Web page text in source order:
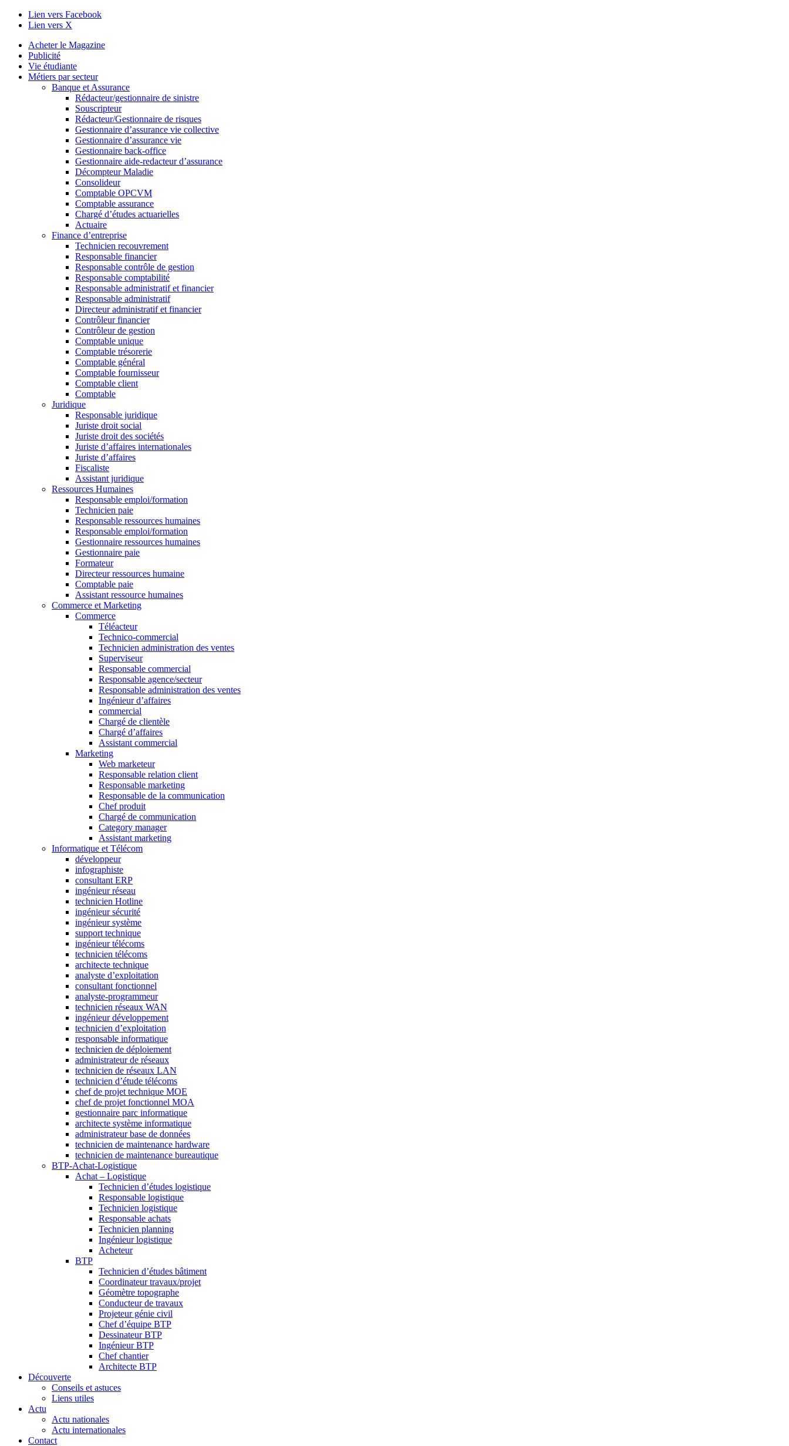
Lien vers Facebook
Lien vers X
Acheter le Magazine
Publicité
Vie étudiante
Métiers par secteur
Banque et Assurance
Rédacteur/gestionnaire de sinistre
Souscripteur
Rédacteur/Gestionnaire de risques
Gestionnaire d’assurance vie collective
Gestionnaire d’assurance vie
Gestionnaire back-office
Gestionnaire aide-redacteur d’assurance
Décompteur Maladie
Consolideur
Comptable OPCVM
Comptable assurance
Chargé d’études actuarielles
Actuaire
Finance d’entreprise
Technicien recouvrement
Responsable financier
Responsable contrôle de gestion
Responsable comptabilité
Responsable administratif et financier
Responsable administratif
Directeur administratif et financier
Contrôleur financier
Contrôleur de gestion
Comptable unique
Comptable trésorerie
Comptable général
Comptable fournisseur
Comptable client
Comptable
Juridique
Responsable juridique
Juriste droit social
Juriste droit des sociétés
Juriste d’affaires internationales
Juriste d’affaires
Fiscaliste
Assistant juridique
Ressources Humaines
Responsable emploi/formation
Technicien paie
Responsable ressources humaines
Responsable emploi/formation
Gestionnaire ressources humaines
Gestionnaire paie
Formateur
Directeur ressources humaine
Comptable paie
Assistant ressource humaines
Commerce et Marketing
Commerce
Téléacteur
Technico-commercial
Technicien administration des ventes
Superviseur
Responsable commercial
Responsable agence/secteur
Responsable administration des ventes
Ingénieur d’affaires
commercial
Chargé de clientèle
Chargé d’affaires
Assistant commercial
Marketing
Web marketeur
Responsable relation client
Responsable marketing
Responsable de la communication
Chef produit
Chargé de communication
Category manager
Assistant marketing
Informatique et Télécom
développeur
infographiste
consultant ERP
ingénieur réseau
technicien Hotline
ingénieur sécurité
ingénieur système
support technique
ingénieur télécoms
technicien télécoms
architecte technique
analyste d’exploitation
consultant fonctionnel
analyste-programmeur
technicien réseaux WAN
ingénieur développement
technicien d’exploitation
responsable informatique
technicien de déploiement
administrateur de réseaux
technicien de réseaux LAN
technicien d’étude télécoms
chef de projet technique MOE
chef de projet fonctionnel MOA
gestionnaire parc informatique
architecte système informatique
administrateur base de données
technicien de maintenance hardware
technicien de maintenance bureautique
BTP-Achat-Logistique
Achat – Logistique
Technicien d’études logistique
Responsable logistique
Technicien logistique
Responsable achats
Technicien planning
Ingénieur logistique
Acheteur
BTP
Technicien d’études bâtiment
Coordinateur travaux/projet
Géomètre topographe
Conducteur de travaux
Projeteur génie civil
Chef d’équipe BTP
Dessinateur BTP
Ingénieur BTP
Chef chantier
Architecte BTP
Découverte
Conseils et astuces
Liens utiles
Actu
Actu nationales
Actu internationales
Contact